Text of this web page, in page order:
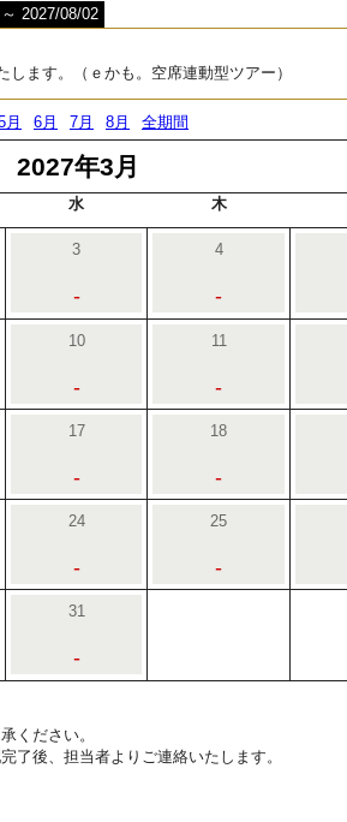
2027/08/02
ます。（ｅかも。空席連動型ツアー）
月 6月 7月 8月 全期間
2027年3月
水 木
3
-
4
-
10
-
11
-
17
-
18
-
24
-
25
-
31
-
ください。
了後、担当者よりご連絡いたします。